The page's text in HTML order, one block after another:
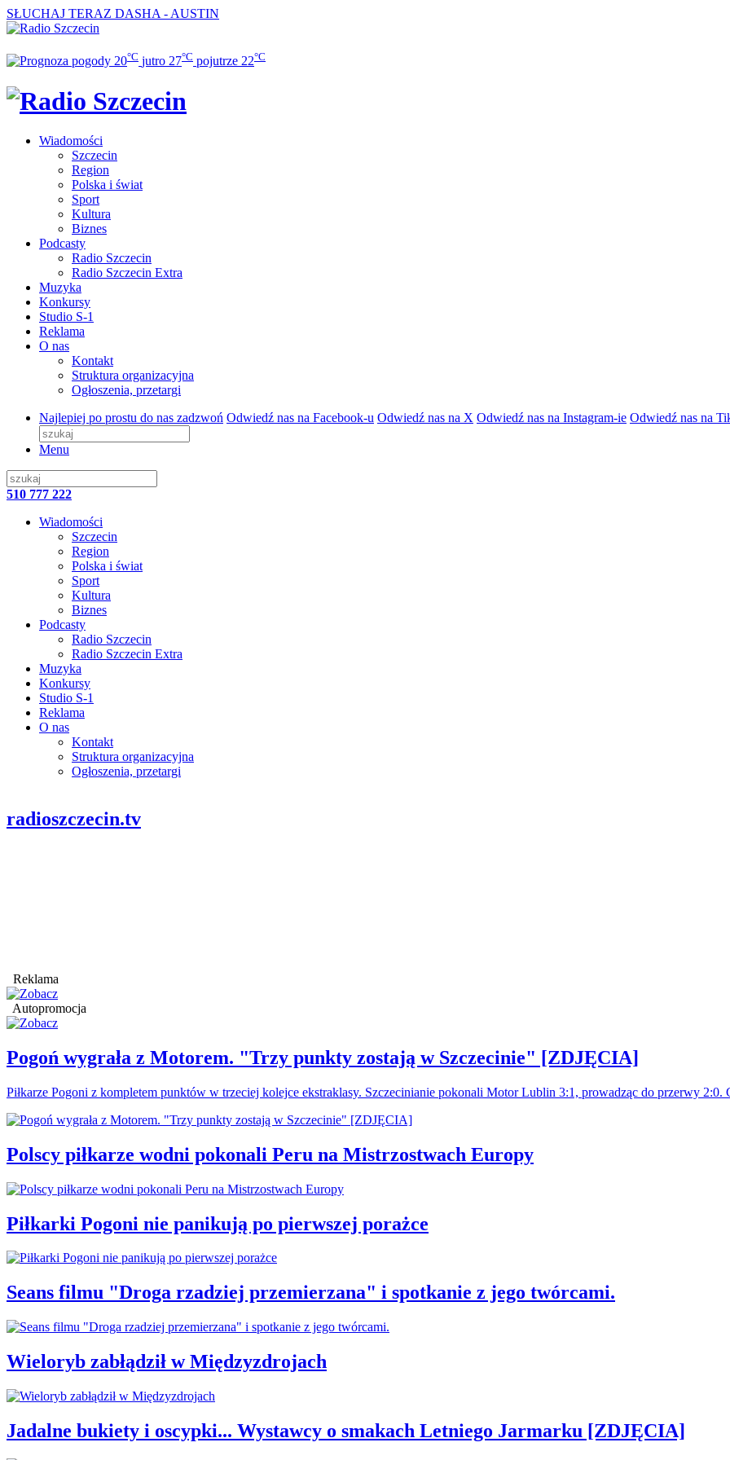
SŁUCHAJ TERAZ DASHA - AUSTIN
20°C jutro 27°C pojutrze 22°C
Wiadomości
Szczecin
Region
Polska i świat
Sport
Kultura
Biznes
Podcasty
Radio Szczecin
Radio Szczecin Extra
Muzyka
Konkursy
Studio S-1
Reklama
O nas
Kontakt
Struktura organizacyjna
Ogłoszenia, przetargi
Najlepiej po prostu do nas zadzwoń Odwiedź nas na Facebook-u Odwiedź nas na X Odwiedź nas na Instagram-ie Odwiedź nas na
Menu
510 777 222
Wiadomości
Szczecin
Region
Polska i świat
Sport
Kultura
Biznes
Podcasty
Radio Szczecin
Radio Szczecin Extra
Muzyka
Konkursy
Studio S-1
Reklama
O nas
Kontakt
Struktura organizacyjna
Ogłoszenia, przetargi
radioszczecin.tv
Reklama
Autopromocja
Pogoń wygrała z Motorem. "Trzy punkty zostają w Szczecinie" [ZDJĘCIA]
Piłkarze Pogoni z kompletem punktów w trzeciej kolejce ekstraklasy. Szczecinianie pokonali Motor Lublin 3:1, prowadząc do przerwy
Polscy piłkarze wodni pokonali Peru na Mistrzostwach Europy
Piłkarki Pogoni nie panikują po pierwszej porażce
Seans filmu "Droga rzadziej przemierzana" i spotkanie z jego twórcami.
Wieloryb zabłądził w Międzyzdrojach
Jadalne bukiety i oscypki... Wystawcy o smakach Letniego Jarmarku [ZDJĘCIA]